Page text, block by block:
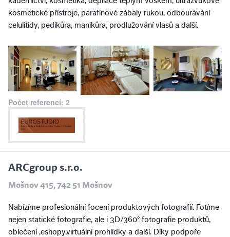
kosmetické přístroje, parafínové zábaly rukou, odbourávání
celulitidy, pedikůra, manikůra, prodlužování vlasů a další.
Počet referencí: 2
ARCgroup s.r.o.
Mošnov 415, 742 51 Mošnov
Nabízíme profesionální focení produktových fotografií. Fotíme
nejen statické fotografie, ale i 3D/360° fotografie produktů,
oblečení ,eshopy,virtuální prohlídky a další. Díky podpoře